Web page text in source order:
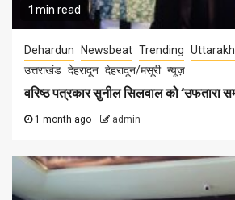
1 min read
Dehardun Newsbeat Trending
उत्तराखंड देहरादून देहरादून/मसूरी न्यूज़
वरिष्ठ पत्रकार सुनील सिलवाल को ‘उफतारा
1 month ago admin